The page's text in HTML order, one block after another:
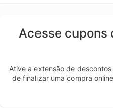
Acesse cupons
Ative a extensão de
de finalizar uma compra